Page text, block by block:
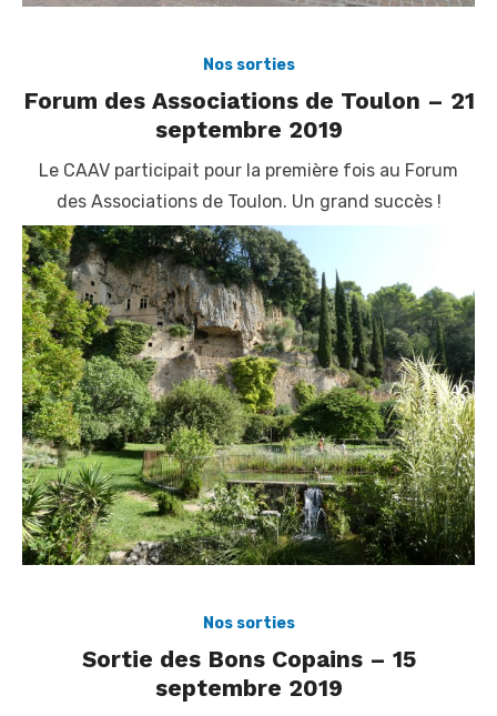
Nos sorties
Forum des Associations de Toulon – 21
septembre 2019
Le CAAV participait pour la première fois au Forum
des Associations de Toulon. Un grand succès !
Nos sorties
Sortie des Bons Copains – 15
septembre 2019